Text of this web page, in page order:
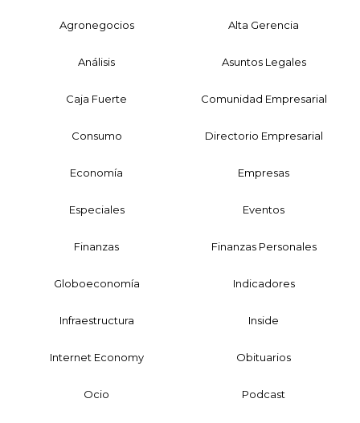
Agronegocios Alta Gerencia
Análisis Asuntos Legales
Caja Fuerte Comunidad Empresarial
Consumo Directorio Empresarial
Economía Empresas
Especiales Eventos
Finanzas Finanzas Personales
Globoeconomía Indicadores
Infraestructura Inside
Internet Economy Obituarios
Ocio Podcast